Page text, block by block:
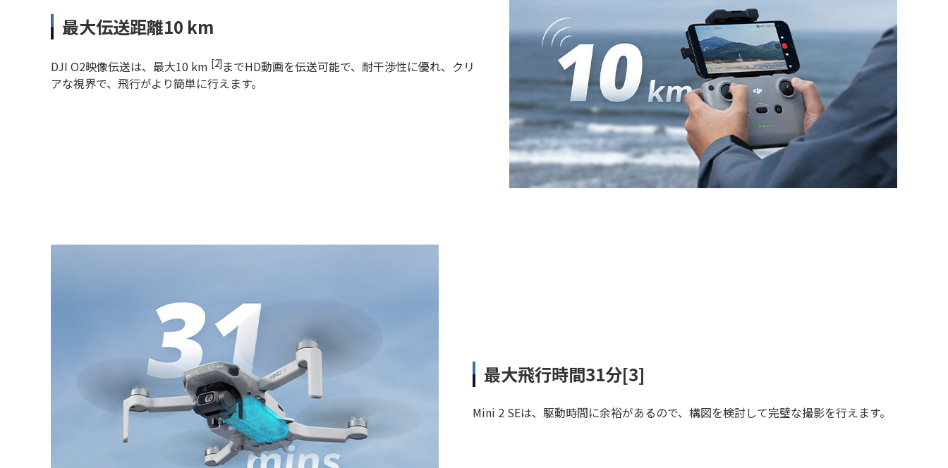
最大伝送距離10 km
DJI O2映像伝送は、最大10 km [2] までHD動画を伝送可能で、耐干渉性に優れ、クリ
アな視界で、飛行がより簡単に行えます。
最大飛行時間31分[3]
Mini 2 SEは、駆動時間に余裕があるので、構図を検討して完璧な撮影を行えます。